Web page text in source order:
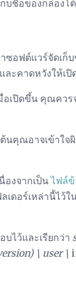
บชื่อของกล่องโ
อฟต์แวร์จัดเก็
ะคาดหวังให้เปิ
อเปิดขึ้น คุณคว
คุณอาจเข้าใจ
องจากเป็นไฟล์
เดอร์เหล่านี้ไว้
ไว้และเรียกว่า
\ user \